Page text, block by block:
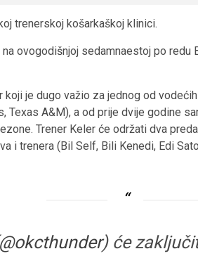
trenerskoj košarkaškoj klinici.
ovogodišnjoj sedamnaestoj po redu
koji je dugo važio za jednog od
Texas A&M), a od prije dvije godine
Trener Keler će održati dva
i trenera (Bil Self, Bili Kenedi, Edi
) će